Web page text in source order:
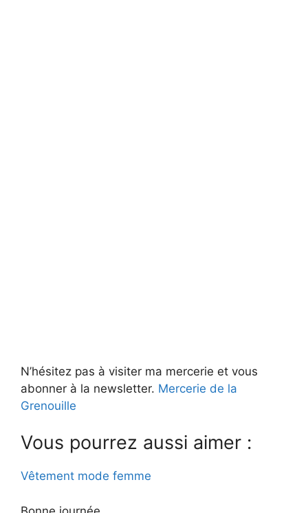
N’hésitez pas à visiter ma mercerie et vous
abonner à la newsletter. Mercerie de la
Grenouille
Vous pourrez aussi aimer :
Vêtement mode femme